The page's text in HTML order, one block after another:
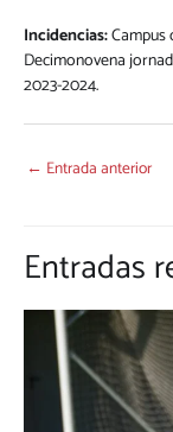
Incidencias:Campus
Decimonovena
2023-2024.
← Entrada anterior
Entradas